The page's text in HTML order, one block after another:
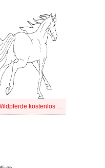
Bild Wildpferde kostenlos druckbar